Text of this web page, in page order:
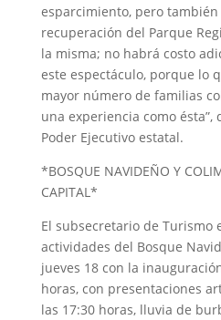
esparcimiento, pero
recuperación del Parque
la misma; no habrá costo
este espectáculo, porque lo
mayor número de familias
una experiencia como
Poder Ejecutivo estatal.
*BOSQUE NAVIDEÑO Y
CAPITAL*
El subsecretario de Turismo
actividades del Bosque
jueves 18 con la
horas, con presentaciones
las 17:30 horas, lluvia de